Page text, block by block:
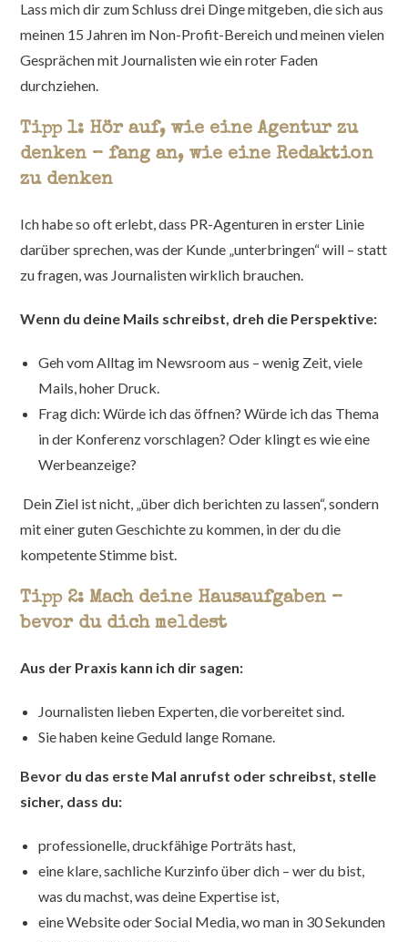
Lass mich dir zum Schluss drei Dinge mitgeben, die sich aus
meinen 15 Jahren im Non-Profit-Bereich und meinen vielen
Gesprächen mit Journalisten wie ein roter Faden
durchziehen.
Tipp 1: Hör auf, wie eine Agentur zu
denken – fang an, wie eine Redaktion
zu denken
Ich habe so oft erlebt, dass PR-Agenturen in erster Linie
darüber sprechen, was der Kunde „unterbringen“ will – statt
zu fragen, was Journalisten wirklich brauchen.
Wenn du deine Mails schreibst, dreh die Perspektive:
Geh vom Alltag im Newsroom aus – wenig Zeit, viele
Mails, hoher Druck.
Frag dich: Würde ich das öffnen? Würde ich das Thema
in der Konferenz vorschlagen? Oder klingt es wie eine
Werbeanzeige?
Dein Ziel ist nicht, „über dich berichten zu lassen“, sondern
mit einer guten Geschichte zu kommen, in der du die
kompetente Stimme bist.
Tipp 2: Mach deine Hausaufgaben –
bevor du dich meldest
Aus der Praxis kann ich dir sagen:
Journalisten lieben Experten, die vorbereitet sind.
Sie haben keine Geduld lange Romane.
Bevor du das erste Mal anrufst oder schreibst, stelle
sicher, dass du:
professionelle, druckfähige Porträts hast,
eine klare, sachliche Kurzinfo über dich – wer du bist,
was du machst, was deine Expertise ist,
eine Website oder Social Media, wo man in 30 Sekunden